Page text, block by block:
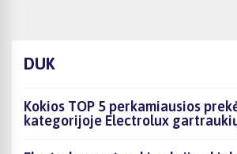
DUK
Kokios TOP 5 perkamiausios
kategorijoje Electrolux